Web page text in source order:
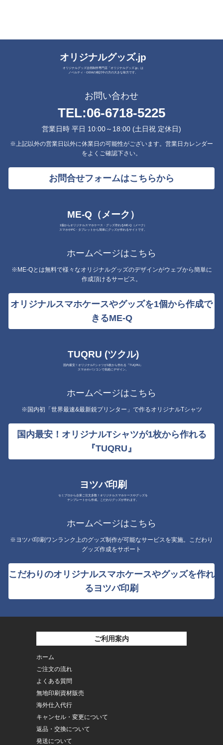
オリジナルグッズ.jp
オリジナルグッズ企画制作専門店「オリジナルグッズ.jp」は
ノベルティ・OEMの検討中の方の大きな味方です。
お問い合わせ
TEL:06-6718-5225
営業日時 平日 10:00～18:00 (土日祝 定休日)
※上記以外の営業日以外に休業日の可能性がございます。営業日カレンダー
をよくご確認下さい。
お問合せフォームはこちらから
ME-Q（メーク）
1個からオリジナルスマホケース・グッズ作れるME-Q（メーク）
スマホやPC・タブレットから簡単にグッズが作れるサイトです。
ホームページはこちら
※ME-Qとは無料で様々なオリジナルグッズのデザインがウェブから簡単に
作成頂けるサービス。
オリジナルスマホケースやグッズを1個から作成で
きるME-Q
TUQRU (ツクル)
国内最安！オリジナルTシャツが1枚から作れる『TUQRU』
スマホやパソコンで気軽にデザイン。
ホームページはこちら
※国内初「世界最速&最新鋭プリンター」で作るオリジナルTシャツ
国内最安！オリジナルTシャツが1枚から作れる
『TUQRU』
ヨツバ印刷
セミプロから企業ご注文多数！オリジナルスマホケースやグッズを
テンプレートから作成。こだわりグッズが作れます。
ホームページはこちら
※ヨツバ印刷ワンランク上のグッズ制作が可能なサービスを実施。こだわり
グッズ作成をサポート
こだわりのオリジナルスマホケースやグッズを作れ
るヨツバ印刷
ご利用案内
ホーム
ご注文の流れ
よくある質問
無地印刷資材販売
海外仕入代行
キャンセル・変更について
返品・交換について
発送について